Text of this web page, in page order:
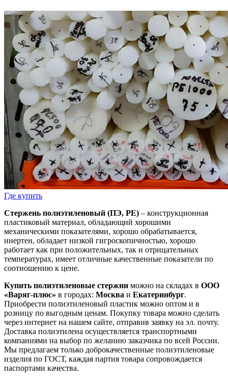
Где купить
Стержень полиэтиленовый (ПЭ, PE) – конструкционная
пластиковый материал, обладающий хорошими
механическими показателями, хорошо обрабатывается,
инертен, обладает низкой гигроскопичностью, хорошо
работает как при положительных, так и отрицательных
температурах, имеет отличные качественные показатели по
соотношению к цене.
Купить полиэтиленовые стержни можно на складах в ООО
«Варяг-плюс» в городах: Москва и Екатеринбург.
Приобрести полиэтиленовый пластик можно оптом и в
розницу по выгодным ценам. Покупку товара можно сделать
через интернет на нашем сайте, отправив заявку на эл. почту.
Доставка полиэтилена осуществляется транспортными
компаниями на выбор по желанию заказчика по всей России.
Мы предлагаем только доброкачественные полиэтиленовые
изделия по ГОСТ, каждая партия товара сопровождается
паспортами качества.